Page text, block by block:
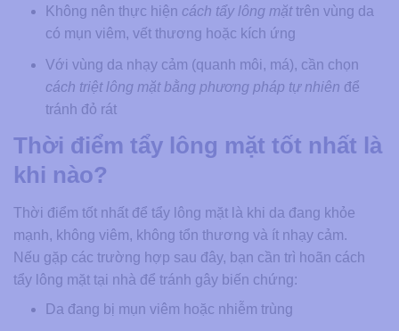
Không nên thực hiện cách tẩy lông mặttrên vùng da
có mụn viêm, vết thương hoặc kích ứng
Với vùng da nhạy cảm (quanh môi, má), cần chọn
cách triệt lông mặt bằng phương pháp tự nhiên​ để
tránh đỏ rát
Thời điểm tẩy lông mặt tốt nhất là
khi nào?
Thời điểm tốt nhất để tẩy lông mặt là khi da đang khỏe
mạnh, không viêm, không tổn thương và ít nhạy cảm.
Nếu gặp các trường hợp sau đây, bạn cần trì hoãn cách
tẩy lông mặt tại nhà​ để tránh gây biến chứng:
Da đang bị mụn viêm hoặc nhiễm trùng